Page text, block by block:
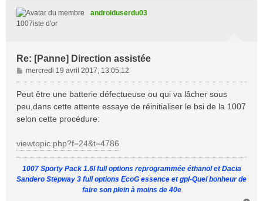
androiduserdu03
1007iste d'or
Re: [Panne] Direction assistée
M
e
s
g
mercredi 19 avril 2017, 13:05:12
Peut être une batterie défectueuse ou qui va lâcher sous
peu,dans cette attente essaye de réinitialiser le bsi de la 1007
selon cette procédure:
viewtopic.php?f=24&t=4786
1007 Sporty Pack 1.6l full options reprogrammée éthanol et Dacia
Sandero Stepway 3 full options EcoG essence et gpl-Quel bonheur de
faire son plein à moins de 40e